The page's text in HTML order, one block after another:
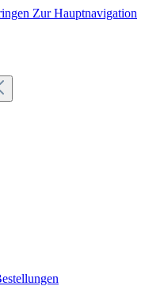
Zur Hauptnavigation